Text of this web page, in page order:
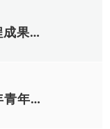
見及彙整
落實115
系統操作
需配合線
二、指導
社團法人
營利組織
市大里區
與德芳路
業課程融
次競賽得
務學習：
課程融入
觀光二甲
名 許名勝
中原大學「107-2服務學習課程成果發表會」海報1份，敬邀本校師生參加。
臺中市大里地政事務所「108年青年志工召募簡章」一份，敬邀本校學生報名參加。